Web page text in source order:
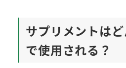
サプリメントは
で使用される？